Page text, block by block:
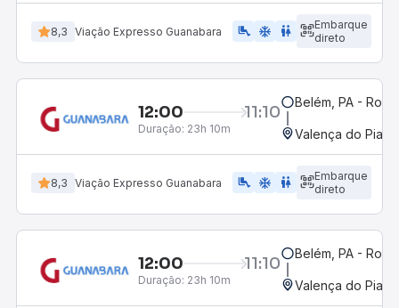
8,3 Viação Expresso Guanabara airline_seat_legroom_extra ac_unit wc
Embarque
direto
12:00 11:10
Duração: 23h 10m
Belém, PA -
Valença do
8,3 Viação Expresso Guanabara airline_seat_legroom_extra ac_unit WC
Embarque
direto
12:00 11:10
Duração: 23h 10m
Belém, PA -
Valença do